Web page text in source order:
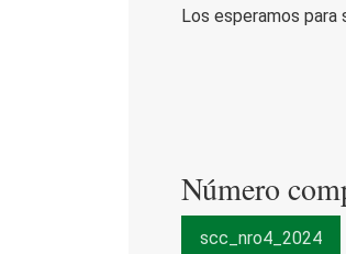
Los esperamos
Número
scc_nro4_2024